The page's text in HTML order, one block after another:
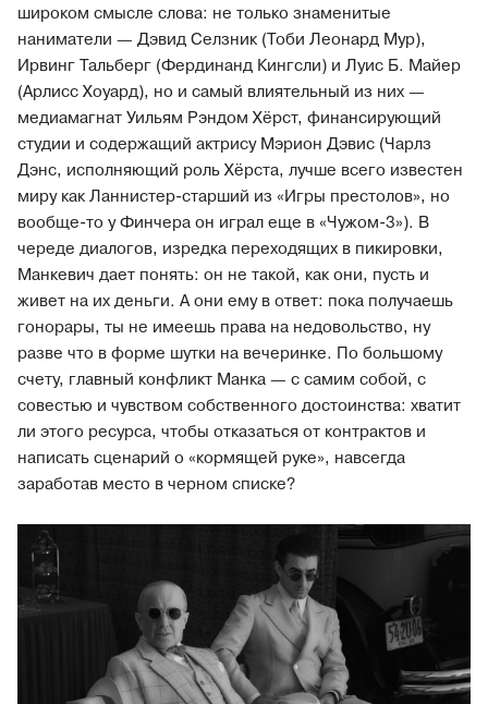
широком смысле слова: не только знаменитые
наниматели — Дэвид Селзник (Тоби Леонард Мур),
Ирвинг Тальберг (Фердинанд Кингсли) и Луис Б. Майер
(Арлисс Хоуард), но и самый влиятельный из них —
медиамагнат Уильям Рэндом Хёрст, финансирующий
студии и содержащий актрису Мэрион Дэвис (Чарлз
Дэнс, исполняющий роль Хёрста, лучше всего известен
миру как Ланнистер-старший из «Игры престолов», но
вообще-то у Финчера он играл еще в «Чужом-3»). В
череде диалогов, изредка переходящих в пикировки,
Манкевич дает понять: он не такой, как они, пусть и
живет на их деньги. А они ему в ответ: пока получаешь
гонорары, ты не имеешь права на недовольство, ну
разве что в форме шутки на вечеринке. По большому
счету, главный конфликт Манка — с самим собой, с
совестью и чувством собственного достоинства: хватит
ли этого ресурса, чтобы отказаться от контрактов и
написать сценарий о «кормящей руке», навсегда
заработав место в черном списке?